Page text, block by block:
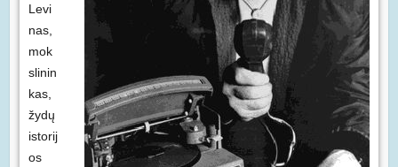
Levi
nas,
mok
slinin
kas,
žydų
istorij
os